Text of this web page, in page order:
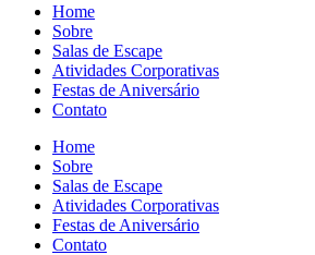
Home
Sobre
Salas de Escape
Atividades Corporativas
Festas de Aniversário
Contato
Home
Sobre
Salas de Escape
Atividades Corporativas
Festas de Aniversário
Contato